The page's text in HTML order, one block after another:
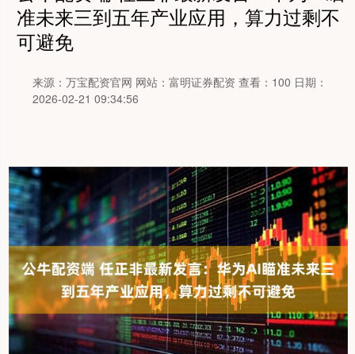
准未来三到五年产业应用，算力过剩不
可避免
来源：万宝配资官网 网站：富明证券配资 查看：100 日期：
2026-02-21 09:34:56